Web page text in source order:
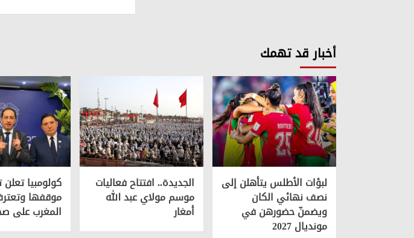
أخبار قد تهمك
لبؤات الأطلس يتأهلن إلى
نصف نهائي الكان
ويضمنّ حضورهن في
مونديال 2027
الجديدة.. افتتاح فعاليات
موسم مولاي عبد الله
أمغار
كولومبيا
موقفها
المغرب على